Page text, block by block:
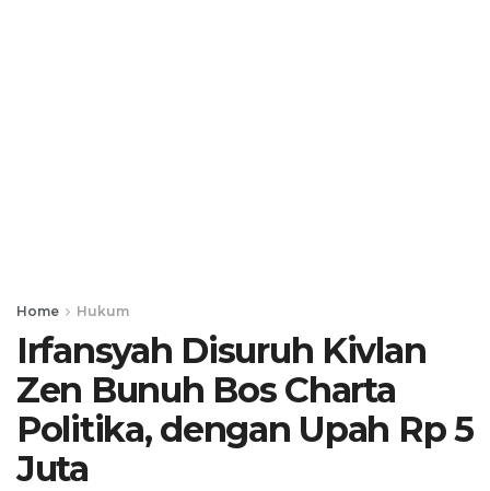
Home Hukum
Irfansyah Disuruh Kivlan
Zen Bunuh Bos Charta
Politika, dengan Upah Rp 5
Juta